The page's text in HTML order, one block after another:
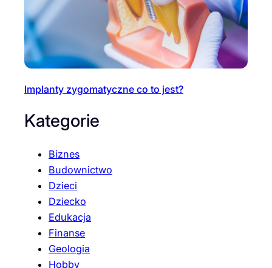
Implanty zygomatyczne co to jest?
Kategorie
Biznes
Budownictwo
Dzieci
Dziecko
Edukacja
Finanse
Geologia
Hobby